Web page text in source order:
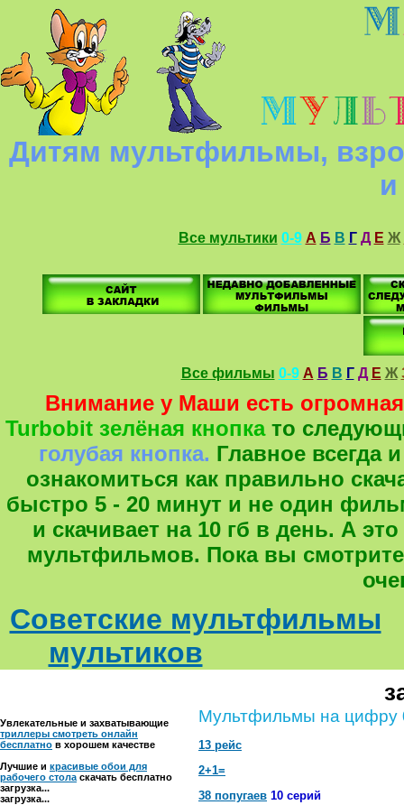
Дитям мультфильмы,
и
Все мультики 0-9 А Б В Г Д Е Ж
Все фильмы 0-9 А Б В Г Д Е Ж
Внимание у Маши есть
Turbobit зелёная кнопкато
голубая кнопка. Главное всегда
ознакомиться как правильно
быстро 5 - 20 минут и не один
и скачивает на 10 гб в день. А
мультфильмов. Пока вы
Советские мультфильмы
мультиков
Увлекательные и захватывающие
триллеры смотреть онлайн
бесплатно в хорошем качестве
Лучшие и красивые обои для
рабочего стола скачать бесплатно
загрузка...
загрузка...
Мультфильмы на цифру
13 рейс
2+1=
38 попугаев 10 серий